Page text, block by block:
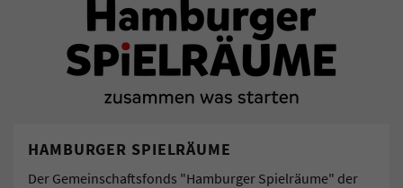
HAMBURGER SPIELRÄUME
Der Gemeinschaftsfonds "Hamburger Spielräume" der